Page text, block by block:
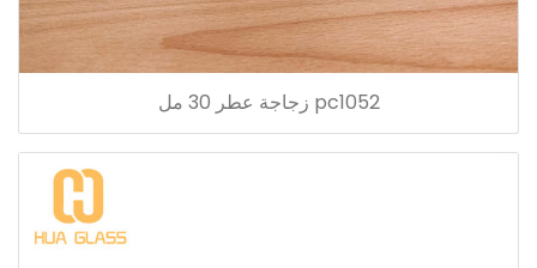
pc1052 زجاجة عطر 30 مل